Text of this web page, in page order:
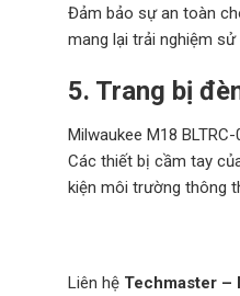
Đảm bảo sự an toàn
mang lại trải nghiệm
5. Trang bị
Milwaukee M18
Các thiết bị cầm tay
kiện môi trường thông
Liên hệ Techmaster –